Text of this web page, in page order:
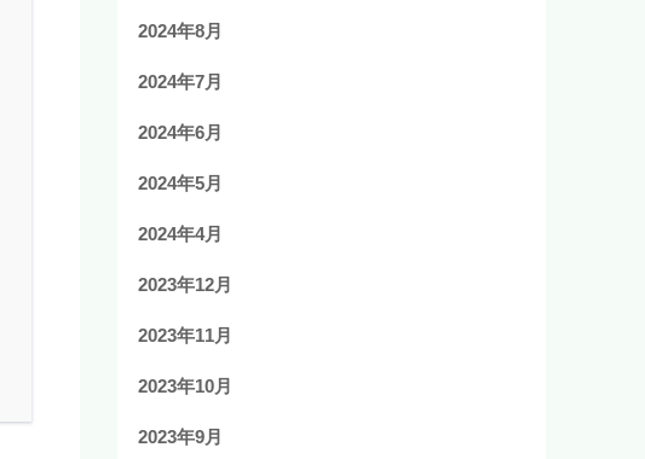
2024年8月
2024年7月
2024年6月
2024年5月
2024年4月
2023年12月
2023年11月
2023年10月
2023年9月